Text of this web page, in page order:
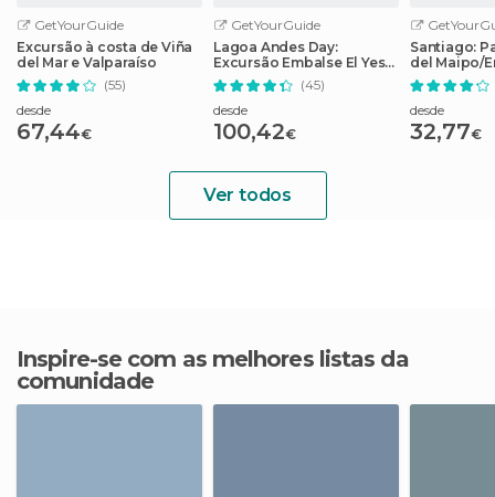
GetYourGuide
Excursão à costa de Viña
del Mar e Valparaíso
(55)
desde
67,44€
GetYourGuide
Lagoa Andes Day:
Excursão Embalse El Yeso
saindo de Santiago
(45)
desde
100,42€
Santiago:
del Maipo/
Yeso com
desde
32,77€
Ver todos
Inspire-se com as melhores listas da
comunidade